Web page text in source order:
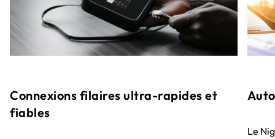
Connexions filaires ultra-rapides et
fiables
Le